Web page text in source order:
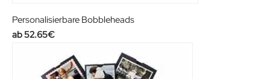
Personalisierbare Bobbleheads
52.65€